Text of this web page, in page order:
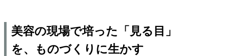
美容の現場で培った「見る目」
を、ものづくりに生かす